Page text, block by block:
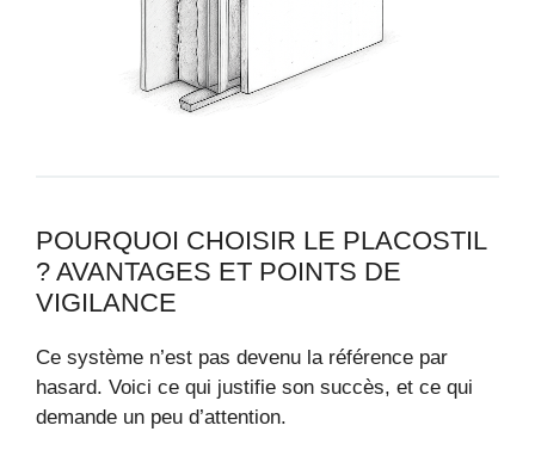
POURQUOI CHOISIR LE PLACOSTIL
? AVANTAGES ET POINTS DE
VIGILANCE
Ce système n’est pas devenu la référence par
hasard. Voici ce qui justifie son succès, et ce qui
demande un peu d’attention.